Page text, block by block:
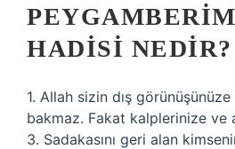
HADISI NEDIR?
1. Allah sizin dış
bakmaz. Fakat kalplerinize ve
3. Sadakasını geri alan